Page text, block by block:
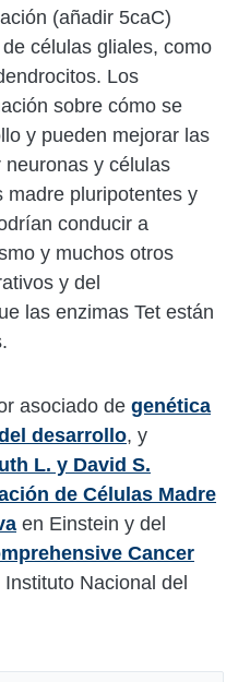
(añadir 5caC)
células gliales, como
Los
sobre cómo se
y pueden mejorar las
y células
madre pluripotentes y
conducir a
y muchos otros
y del
las enzimas Tet están
asociado de genética
desarrollo, y
L. y David S.
de Células Madre
en Einstein y del
Cancer
Nacional del